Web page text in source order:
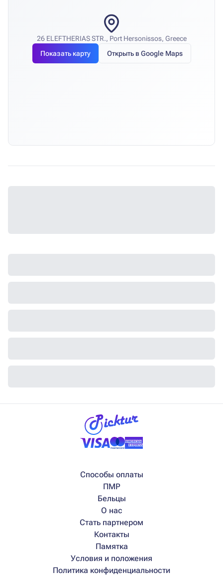
26 ELEFTHERIAS STR., Port Hersonissos, Greece
Показать карту
Открыть в Google Maps
Способы оплаты
ПМР
Бельцы
О нас
Стать партнером
Контакты
Памятка
Условия и положения
Политика конфиденциальности